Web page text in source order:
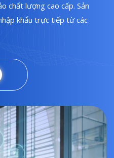
chất lượng cao cấp. Sản
khẩu trực tiếp từ các